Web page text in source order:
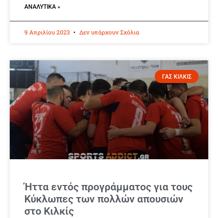
ΑΝΑΛΥΤΙΚΆ »
9 Απριλίου 2023 Δεν υπάρχουν Σχόλια
ΓΑΣ ΚΙΛΚΙΣ
Ήττα εντός προγράμματος για τους
Κύκλωπες των πολλών απουσιών
στο Κιλκίς